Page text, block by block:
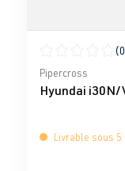
Note moyenne
Pipercross
Hyundai
Livrable sous 5